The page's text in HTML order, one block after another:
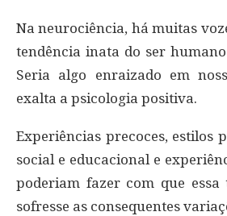
Na neurociência, há muitas
tendência inata do ser
Seria algo enraizado em
exalta a psicologia positiva.
Experiências precoces, estilos
social e educacional e
poderiam fazer com que
sofresse as consequentes